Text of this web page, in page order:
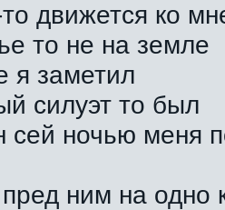
движется ко
то не на земле
я заметил
силуэт то был
сей ночью меня
ним на одно